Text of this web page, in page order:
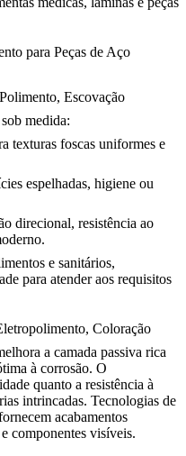
para Peças de Aço
Escovação
medida:
texturas foscas uniformes e
espelhadas, higiene ou
direcional, resistência ao
e sanitários,
para atender aos requisitos
Coloração
a camada passiva rica
à corrosão. O
quanto a resistência à
intrincadas. Tecnologias de
acabamentos
componentes visíveis.